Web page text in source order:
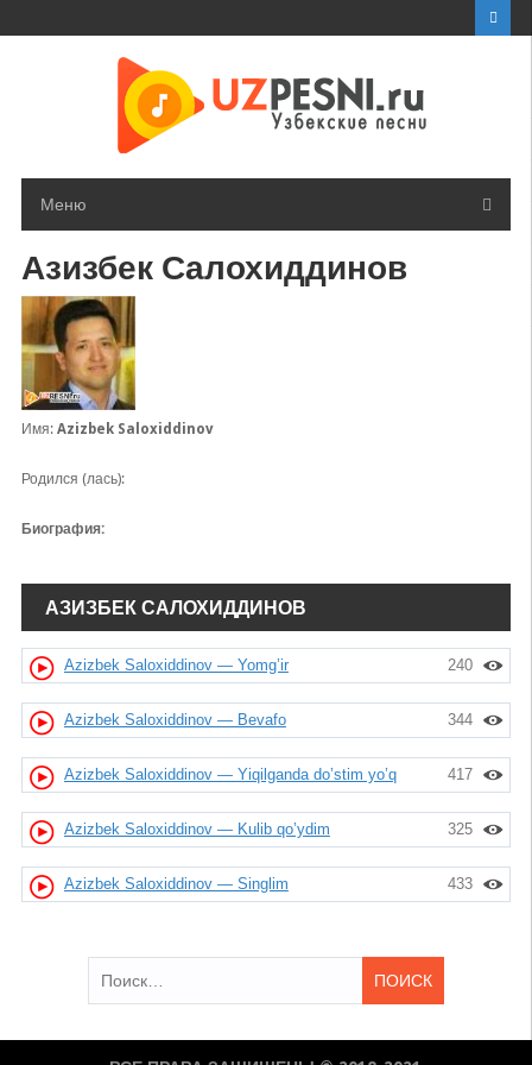
Меню
Азизбек Салохиддинов
Имя: Azizbek Saloxiddinov
Родился (лась):
Биография:
АЗИЗБЕК САЛОХИДДИНОВ
240
Azizbek Saloxiddinov — Yomg’ir
344
Azizbek Saloxiddinov — Bevafo
417
Azizbek Saloxiddinov — Yiqilganda do’stim yo’q
325
Azizbek Saloxiddinov — Kulib qo’ydim
433
Azizbek Saloxiddinov — Singlim